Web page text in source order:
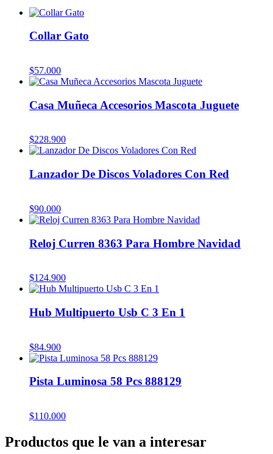
Collar Gato
$57.000
Casa Muñeca Accesorios Mascota Juguete
$228.900
Lanzador De Discos Voladores Con Red
$90.000
Reloj Curren 8363 Para Hombre Navidad
$124.900
Hub Multipuerto Usb C 3 En 1
$84.900
Pista Luminosa 58 Pcs 888129
$110.000
Productos que le van a interesar